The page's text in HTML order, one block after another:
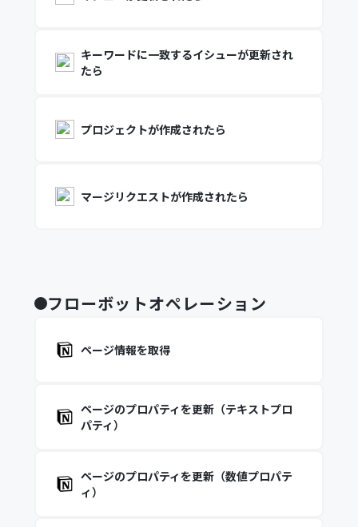
キーワードに一致するイシューが更新され
たら
プロジェクトが作成されたら
マージリクエストが作成されたら
フローボットオペレーション
ページ情報を取得
ページのプロパティを更新（テキストプロ
パティ）
ページのプロパティを更新（数値プロパテ
ィ）